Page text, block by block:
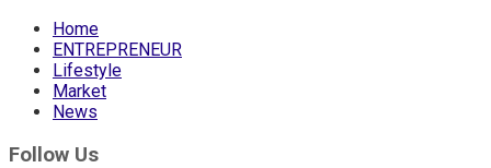
Home
ENTREPRENEUR
Lifestyle
Market
News
Follow Us